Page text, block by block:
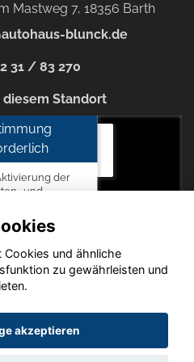
Mastweg 7, 18356 Barth
blunck.de
31 / 83 270
diesem Standort
7, 18356 Barth
der
und
zu den
vom
und
Autohaus Blunck
Cookies und ähnliche
zu gewährleisten und
akzeptieren